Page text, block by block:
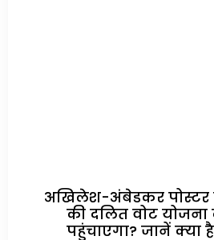
अखिलेश-अंबेडकर पोस्टर
की दलित वोट
पहुंचाएगा? जानें क्या